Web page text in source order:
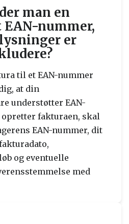
man en
nummer,
er
til et EAN-nummer
at din
understøtter EAN-
fakturaen, skal
EAN-nummer, dit
og eventuelle
med